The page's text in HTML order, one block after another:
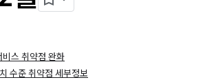
스 취약점 완화
수준 취약점 세부정보